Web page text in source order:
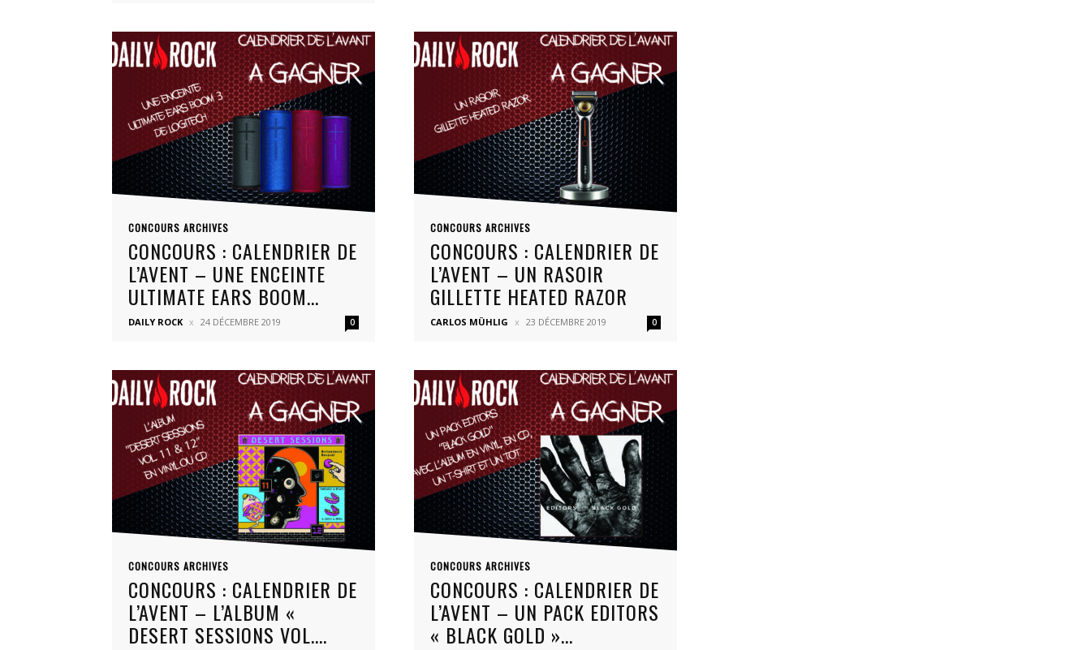
CONCOURS ARCHIVES
CONCOURS : CALENDRIER DE
L’AVENT – UNE ENCEINTE
ULTIMATE EARS BOOM...
DAILY ROCK 24 DÉCEMBRE 2019 0
CONCOURS ARCHIVES
CONCOURS : CALENDRIER DE
L’AVENT – UN RASOIR
GILLETTE HEATED RAZOR
CARLOS MÜHLIG 23 DÉCEMBRE 2019 0
CONCOURS ARCHIVES
CONCOURS : CALENDRIER DE
L’AVENT – L’ALBUM «
DESERT SESSIONS VOL....
CONCOURS ARCHIVES
CONCOURS : CALENDRIER DE
L’AVENT – UN PACK EDITORS
« BLACK GOLD »...